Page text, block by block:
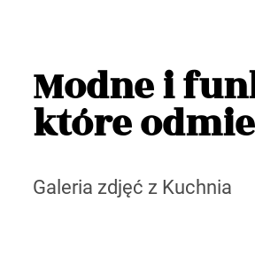
Modne i
które
Galeria zdjęć z Kuchnia